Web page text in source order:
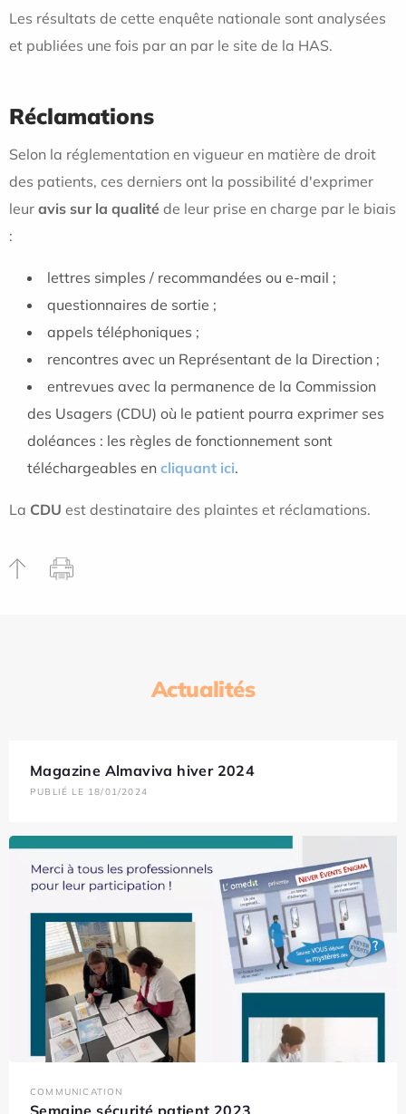
Les résultats de cette enquête nationale sont analysées
et publiées une fois par an par le site de la HAS.
Réclamations
Selon la réglementation en vigueur en matière de droit
des patients, ces derniers ont la possibilité d'exprimer
leur avis sur la qualité de leur prise en charge par le biais
:
lettres simples / recommandées ou e-mail ;
questionnaires de sortie ;
appels téléphoniques ;
rencontres avec un Représentant de la Direction ;
entrevues avec la permanence de la Commission
des Usagers (CDU) où le patient pourra exprimer ses
doléances : les règles de fonctionnement sont
téléchargeables en cliquant ici.
La CDU est destinataire des plaintes et réclamations.
Actualités
Magazine Almaviva hiver 2024
PUBLIÉ LE 18/01/2024
COMMUNICATION